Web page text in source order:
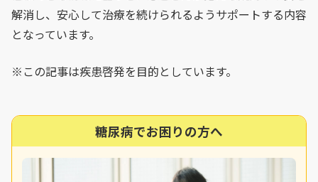
解消し、安心して治療を続けられるようサポートする内容
となっています。
※この記事は疾患啓発を目的としています。
糖尿病でお困りの方へ